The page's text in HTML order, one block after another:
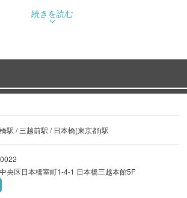
続きを読む
駅 / 三越前駅 / 日本橋(東京都)駅
央区日本橋室町1-4-1 日本橋三越本館5F